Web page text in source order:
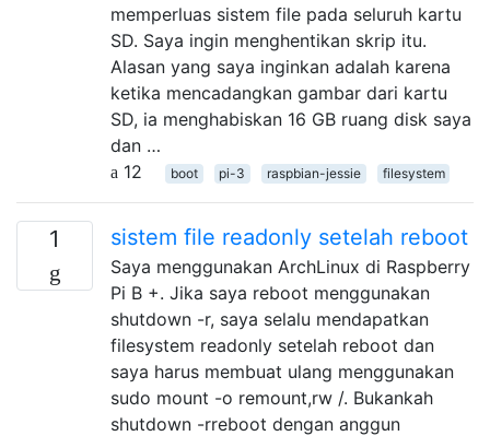
memperluas sistem file pada seluruh kartu
SD. Saya ingin menghentikan skrip itu.
Alasan yang saya inginkan adalah karena
ketika mencadangkan gambar dari kartu
SD, ia menghabiskan 16 GB ruang disk saya
dan …
12
boot pi-3 raspbian-jessie filesystem
1 sistem file readonly setelah reboot
Saya menggunakan ArchLinux di Raspberry
Pi B +. Jika saya reboot menggunakan
shutdown -r, saya selalu mendapatkan
filesystem readonly setelah reboot dan
saya harus membuat ulang menggunakan
sudo mount -o remount,rw /. Bukankah
shutdown -rreboot dengan anggun